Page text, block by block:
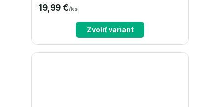
19,99 €/ks
Zvoliť variant